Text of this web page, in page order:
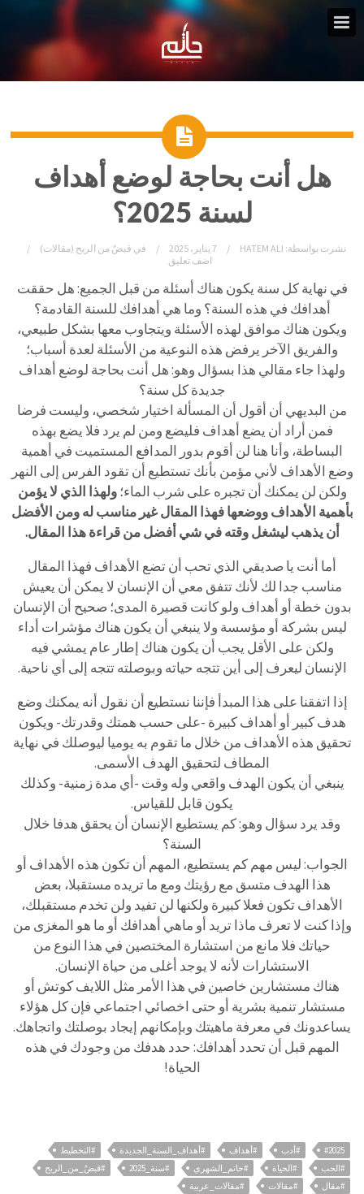
هل أنت بحاجة لوضع أهداف
لسنة 2025؟
نشرت بواسطة: HATEM ALI 7 يناير، 2025 في قبضٌ من الريح (مقالات)
اضف تعليق
في نهاية كل سنة يكون هناك أسئلة من قبل الجميع: هل حققت
أهدافك في هذه السنة؟ وما هي أهدافك للسنة القادمة؟
ويكون هناك موافق لهذه الأسئلة ويتجاوب معها بشكل طبيعي،
والفريق الآخر يرفض هذه النوعية من الأسئلة لعدة أسباب؛
ولهذا جاء مقالي هذا بسؤال وهو: هل أنت بحاجة لوضع أهداف
جديدة كل سنة؟
من البديهي أن أقول أن المسألة اختيار شخصي، وليست فرضا
فمن أراد أن يضع أهداف فليضع ومن لم يرد فلا يضع بهذه
البساطة، وأنا هنا لن أقوم بدور المدافع المستميت في أهمية
وضع الأهداف لأني مؤمن بأنك تستطيع أن تقود الفرس إلى النهر
ولكن لن يمكنك أن تجبره على شرب الماء؛ولهذا الذي لا يؤمن
بأهمية الأهداف ووضعها فهذا المقال غير مناسب له ومن الأفضل
أن يذهب ليشغل وقته في شي أفضل من قراءة هذا المقال.
أما أنت يا صديقي الذي تحب أن تضع الأهداف فهذا المقال
مناسب جدا لك لأنك تتفق معي أن الإنسان لا يمكن أن يعيش
بدون خطة أو أهداف ولو كانت قصيرة المدى؛ صحيح أن الإنسان
ليس بشركة أو مؤسسة ولا ينبغي أن يكون هناك مؤشرات أداء
ولكن على الأقل يجب أن يكون هناك إطار عام يمشي فيه
الإنسان ليعرف إلى أين تتجه حياته وبوصلته تتجه إلى أي ناحية.
إذا اتفقنا على هذا المبدأ فإننا نستطيع أن نقول أنه يمكنك وضع
هدف كبير أو أهداف كبيرة -على حسب همتك وقدرتك- ويكون
تحقيق هذه الأهداف من خلال ما تقوم به يوميا ليوصلك في نهاية
المطاف لتحقيق الهدف الأسمى.
ينبغي أن يكون الهدف واقعي وله وقت -أي مدة زمنية- وكذلك
يكون قابل للقياس.
وقد يرد سؤال وهو: كم يستطيع الإنسان أن يحقق هدفا خلال
السنة؟
الجواب: ليس مهم كم يستطيع، المهم أن تكون هذه الأهداف أو
هذا الهدف متسق مع رؤيتك ومع ما تريده مستقبلا، بعض
الأهداف تكون فعلا كبيرة ولكنها لن تفيد ولن تخدم مستقبلك،
وإذا كنت لا تعرف ماذا تريد أو ماهي أهدافك أو ما هو المغزى من
حياتك فلا مانع من استشارة المختصين في هذا النوع من
الاستشارات لأنه لا يوجد أغلى من حياة الإنسان.
هناك مستشارين خاصين في هذا الأمر مثل اللايف كوتش أو
مستشار تنمية بشرية أو حتى اخصائي اجتماعي فإن كل هؤلاء
يساعدونك في معرفة ماهيتك وبإمكانهم إيجاد بوصلتك واتجاهك.
المهم قبل أن تحدد أهدافك: حدد هدفك من وجودك في هذه
الحياة!
#2025 #أدب #أهداف #أهداف_السنة_الجديدة
#التخطيط
#الحب
#الحياة #حاتم_الشهري #سنة_2025
#قبضٌ_من_الريح
#مقال
#مقالات #مقالات_عربية